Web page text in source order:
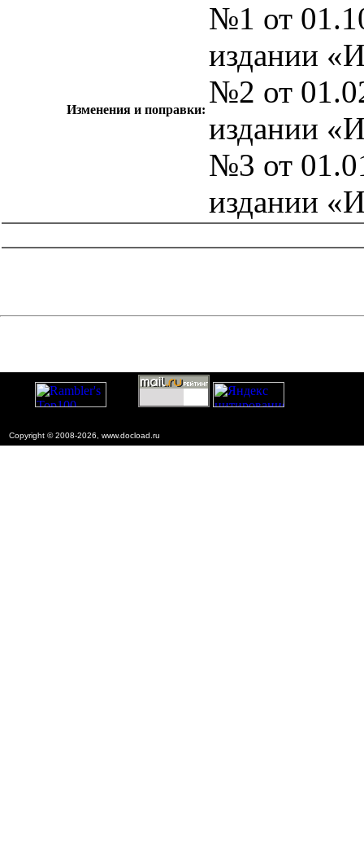
Изменения и поправки:
№1 от
издании
№2 от
издании
№3 от
издании
Copyright © 2008-2026, www.docload.ru